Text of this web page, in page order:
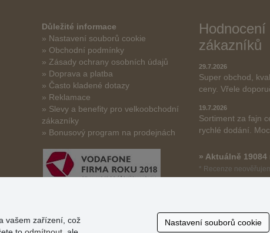
Důležité informace
» Nastavení souborů cookie
» Obchodní podmínky
» Zásady ochrany osobních údajů
» Doprava a platba
» Často kladené dotazy
» Reklamace
» Slevy a benefity pro velkoobchodní
zákazníky
» Bonusový program na prodejnách
Hodnocení
zákazníků
29.7.2026
Super obchod,
ceny. Vřele
19.7.2026
Sortiment za fajn
rychlé dodání. Moc
» Aktuálně 19084
* Recenze
vašem zařízení, což
Nastavení souborů cookie